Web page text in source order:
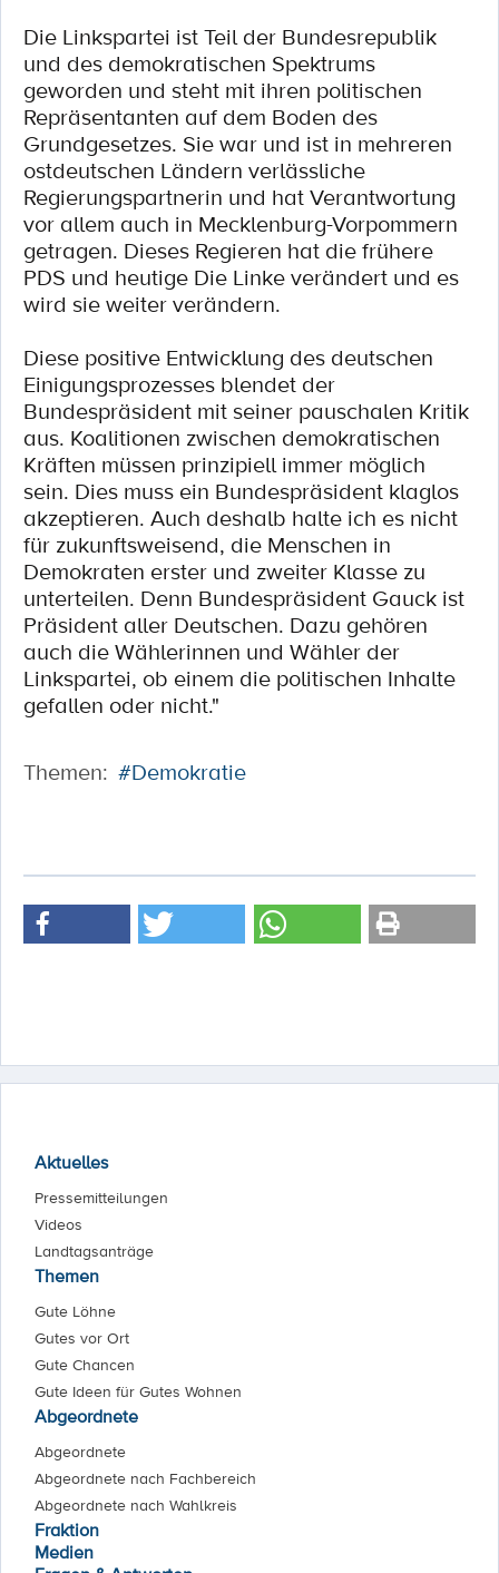
Die Linkspartei ist Teil der Bundesrepublik
und des demokratischen Spektrums
geworden und steht mit ihren politischen
Repräsentanten auf dem Boden des
Grundgesetzes. Sie war und ist in mehreren
ostdeutschen Ländern verlässliche
Regierungspartnerin und hat Verantwortung
vor allem auch in Mecklenburg-Vorpommern
getragen. Dieses Regieren hat die frühere
PDS und heutige Die Linke verändert und es
wird sie weiter verändern.
Diese positive Entwicklung des deutschen
Einigungsprozesses blendet der
Bundespräsident mit seiner pauschalen Kritik
aus. Koalitionen zwischen demokratischen
Kräften müssen prinzipiell immer möglich
sein. Dies muss ein Bundespräsident klaglos
akzeptieren. Auch deshalb halte ich es nicht
für zukunftsweisend, die Menschen in
Demokraten erster und zweiter Klasse zu
unterteilen. Denn Bundespräsident Gauck ist
Präsident aller Deutschen. Dazu gehören
auch die Wählerinnen und Wähler der
Linkspartei, ob einem die politischen Inhalte
gefallen oder nicht."
Themen: #Demokratie
Aktuelles
Pressemitteilungen
Videos
Landtagsanträge
Themen
Gute Löhne
Gutes vor Ort
Gute Chancen
Gute Ideen für Gutes Wohnen
Abgeordnete
Abgeordnete
Abgeordnete nach Fachbereich
Abgeordnete nach Wahlkreis
Fraktion
Medien